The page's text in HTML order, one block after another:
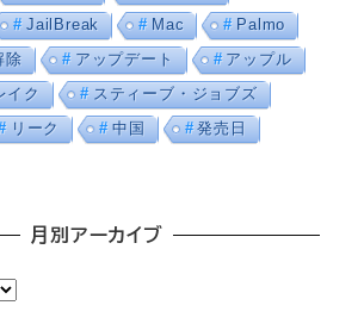
JailBreak Mac
Palmo
除
アップデート
アップル
イク
スティーブ・ジョブズ
リーク 中国
発売日
月別アーカイブ